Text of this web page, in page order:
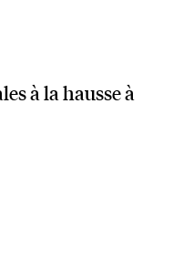
à la hausse à